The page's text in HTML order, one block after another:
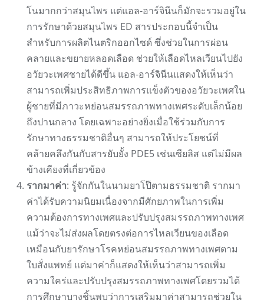
โนมากกว่าสมุนไพร แต่แอล-อาร์จินีนก็มักจะรวมอยู่ใน
การรักษาด้วยสมุนไพร ED สารประกอบนี้จำเป็น
สำหรับการผลิตไนตริกออกไซด์ ซึ่งช่วยในการผ่อน
คลายและขยายหลอดเลือด ช่วยให้เลือดไหลเวียนไปยัง
อวัยวะเพศชายได้ดีขึ้น แอล-อาร์จินีนแสดงให้เห็นว่า
สามารถเพิ่มประสิทธิภาพการแข็งตัวของอวัยวะเพศใน
ผู้ชายที่มีภาวะหย่อนสมรรถภาพทางเพศระดับเล็กน้อย
ถึงปานกลาง โดยเฉพาะอย่างยิ่งเมื่อใช้ร่วมกับการ
รักษาทางธรรมชาติอื่นๆ สามารถให้ประโยชน์ที่
คล้ายคลึงกันกับสารยับยั้ง PDE5 เช่นเซียลิส แต่ไม่มีผล
ข้างเคียงที่เกี่ยวข้อง
รากมาค่า: รู้จักกันในนามยาโป๊ตามธรรมชาติ รากมา
ค่าได้รับความนิยมเนื่องจากมีศักยภาพในการเพิ่ม
ความต้องการทางเพศและปรับปรุงสมรรถภาพทางเพศ
แม้ว่าจะไม่ส่งผลโดยตรงต่อการไหลเวียนของเลือด
เหมือนกับยารักษาโรคหย่อนสมรรถภาพทางเพศตาม
ใบสั่งแพทย์ แต่มาค่าก็แสดงให้เห็นว่าสามารถเพิ่ม
ความใคร่และปรับปรุงสมรรถภาพทางเพศโดยรวมได้
การศึกษาบางชิ้นพบว่าการเสริมมาค่าสามารถช่วยใน